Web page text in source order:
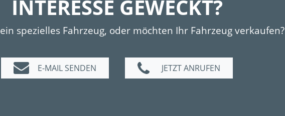
INTERESSE GEWECKT?
spezielles Fahrzeug, oder möchten Ihr Fahrzeug verkaufen?
E-MAIL SENDEN JETZT ANRUFEN